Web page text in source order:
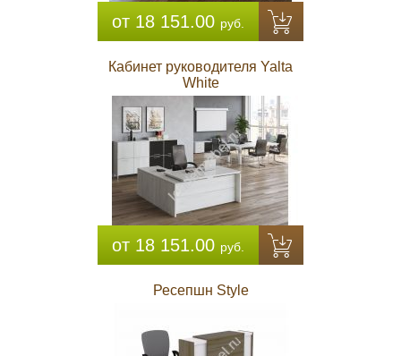
от 18 151.00 руб.
Кабинет руководителя Yalta
White
от 18 151.00 руб.
Ресепшн Style